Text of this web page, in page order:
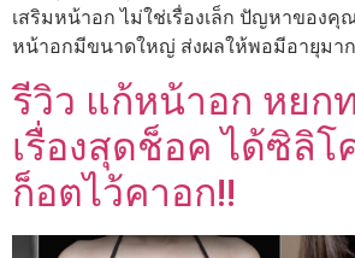
เสริมหน้าอก ไม่ใช่เรื่องเล็ก ปัญหาของคุ
หน้าอกมีขนาดใหญ่ ส่งผลให้พอมีอายุมา
รีวิว แก้หน้าอก หยกท
เรื่องสุดช็อค ได้ซิลิ
ก็อตไว้คาอก!!